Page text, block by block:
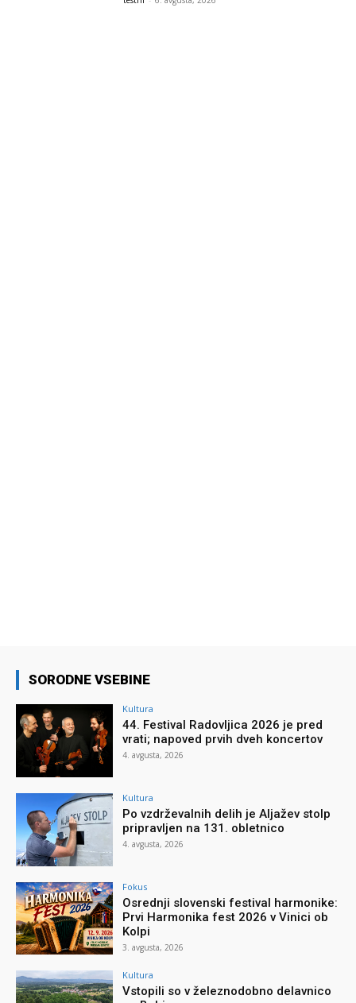
SORODNE VSEBINE
Kultura
44. Festival Radovljica 2026 je pred
vrati; napoved prvih dveh koncertov
4. avgusta, 2026
Kultura
Po vzdrževalnih delih je Aljažev stolp
pripravljen na 131. obletnico
4. avgusta, 2026
Fokus
Osrednji slovenski festival harmonike:
Prvi Harmonika fest 2026 v Vinici ob
Kolpi
3. avgusta, 2026
Kultura
Vstopili so v železnodobno delavnico